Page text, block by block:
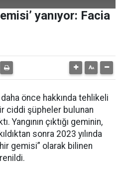
yanıyor: Facia
önce hakkında tehlikeli
ciddi şüpheler bulunan
Yangının çıktığı geminin,
sonra 2023 yılında
gemisi” olarak bilinen